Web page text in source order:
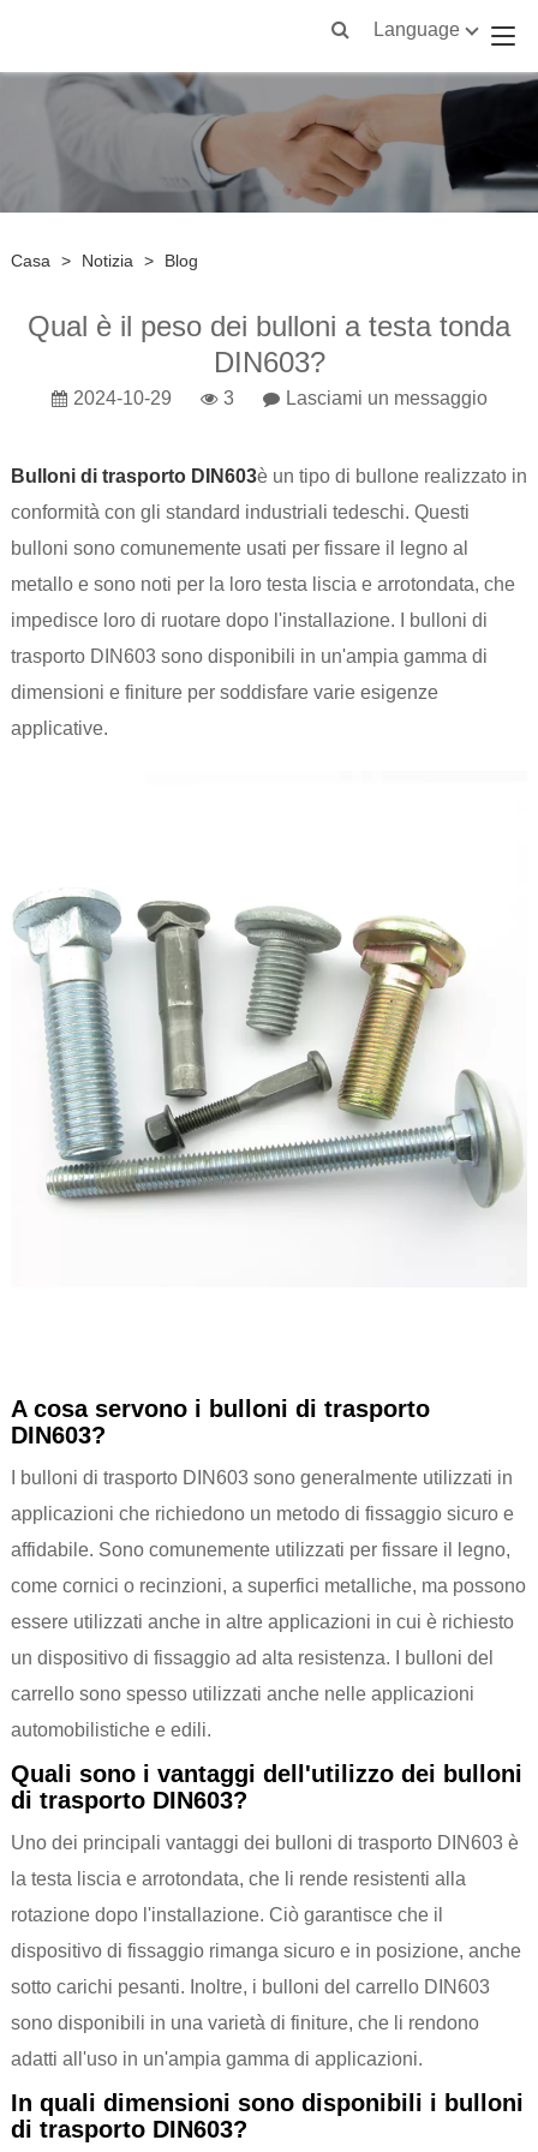
Language
Casa > Notizia > Blog
Qual è il peso dei bulloni a testa tonda
DIN603?
2024-10-29 3 Lasciami un messaggio
Bulloni di trasporto DIN603è un tipo di bullone realizzato in
conformità con gli standard industriali tedeschi. Questi
bulloni sono comunemente usati per fissare il legno al
metallo e sono noti per la loro testa liscia e arrotondata, che
impedisce loro di ruotare dopo l'installazione. I bulloni di
trasporto DIN603 sono disponibili in un'ampia gamma di
dimensioni e finiture per soddisfare varie esigenze
applicative.
A cosa servono i bulloni di trasporto
DIN603?
I bulloni di trasporto DIN603 sono generalmente utilizzati in
applicazioni che richiedono un metodo di fissaggio sicuro e
affidabile. Sono comunemente utilizzati per fissare il legno,
come cornici o recinzioni, a superfici metalliche, ma possono
essere utilizzati anche in altre applicazioni in cui è richiesto
un dispositivo di fissaggio ad alta resistenza. I bulloni del
carrello sono spesso utilizzati anche nelle applicazioni
automobilistiche e edili.
Quali sono i vantaggi dell'utilizzo dei bulloni
di trasporto DIN603?
Uno dei principali vantaggi dei bulloni di trasporto DIN603 è
la testa liscia e arrotondata, che li rende resistenti alla
rotazione dopo l'installazione. Ciò garantisce che il
dispositivo di fissaggio rimanga sicuro e in posizione, anche
sotto carichi pesanti. Inoltre, i bulloni del carrello DIN603
sono disponibili in una varietà di finiture, che li rendono
adatti all'uso in un'ampia gamma di applicazioni.
In quali dimensioni sono disponibili i bulloni
di trasporto DIN603?